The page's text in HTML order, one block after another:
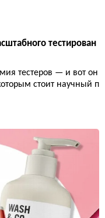
тестирован
тестеров — и вот он
стоит научный п